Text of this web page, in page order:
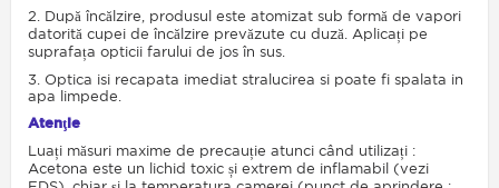
2. După încălzire, produsul este atomizat sub formă de vapori
datorită cupei de încălzire prevăzute cu duză. Aplicați pe
suprafața opticii farului de jos în sus.
3. Optica isi recapata imediat stralucirea si poate fi spalata in
apa limpede.
Atenţie
Luați măsuri maxime de precauție atunci când utilizați :
Acetona este un lichid toxic și extrem de inflamabil (vezi